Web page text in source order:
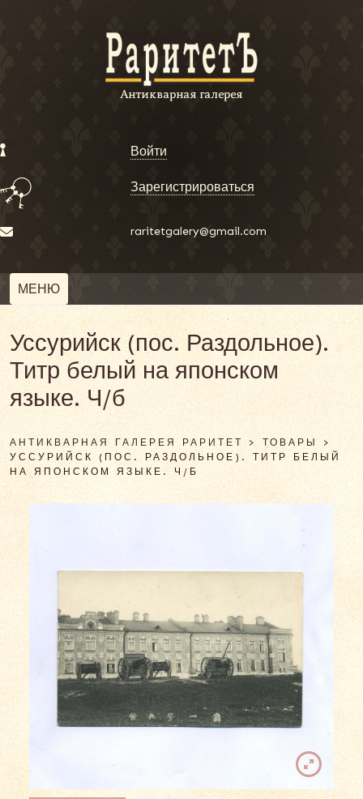
Войти
Зарегистрироваться
raritetgalery@gmail.com
МЕНЮ
Уссурийск (пос. Раздольное).
Титр белый на японском
языке. Ч/б
АНТИКВАРНАЯ ГАЛЕРЕЯ РАРИТЕТ >ТОВАРЫ >
УССУРИЙСК (ПОС. РАЗДОЛЬНОЕ). ТИТР БЕЛЫЙ
НА ЯПОНСКОМ ЯЗЫКЕ. Ч/Б